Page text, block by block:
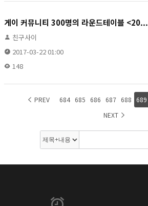
게이 커뮤니티 300명의 라운드테이블 <20...
친구사이
2017-03-22 01:00
148
PREV 684 685 686 687 688 689
NEXT